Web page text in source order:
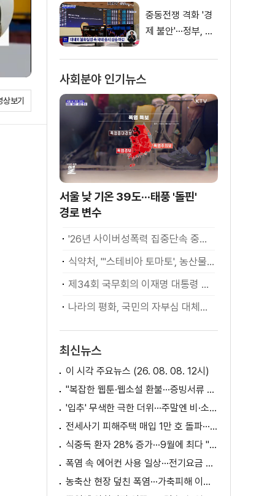
보기
중동전쟁 격화 '경
제 불안'···정부, 금
소화
사회분야 인기뉴스
서울 낮 기온 39도···태풍 '돌핀'
경로 변수
'26년 사이버성폭력 집중단속 중간성과 발표···향후 추진계획은?
식약처, "'스테비아 토마토', 농산물 아닌 가공식품"
제34회 국무회의 이재명 대통령 모두발언
나라의 평화, 국민의 자부심 대체불가 대한민국 이재명 대통령 모두말씀
최신뉴스
이 시각 주요뉴스 (26. 08. 08. 12시)
"복잡한 웹툰·웹소설 환불···증빙서류 요구까지"
'입추' 무색한 극한 더위···주말엔 비·소나기
전세사기 피해주택 매입 1만 호 돌파···피해 지원 속도
식중독 환자 28% 증가···9월에 최다 "입추 방심 금물"
폭염 속 에어컨 사용 일상···전기요금 줄이려면?
농축산 현장 덮친 폭염···가축피해 이틀 새 28만 마리↑